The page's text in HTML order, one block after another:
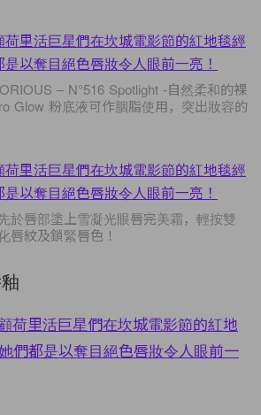
– N°516 Spotlight -自然柔和的裸
Glow 粉底液可作胭脂使用，突出妝容的
於唇部塗上雪凝光眼唇完美霜， 輕按雙
唇紋及鎖緊唇色！